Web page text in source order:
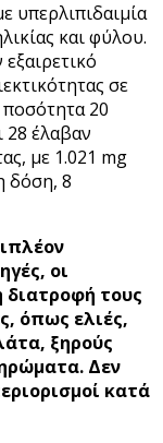
υπερλιπιδαιμία
και φύλου.
σε
20
28 έλαβαν
με 1.021 mg
δόση, 8
οι
διατροφή τους
όπως ελιές,
ξηρούς
Δεν
κατά